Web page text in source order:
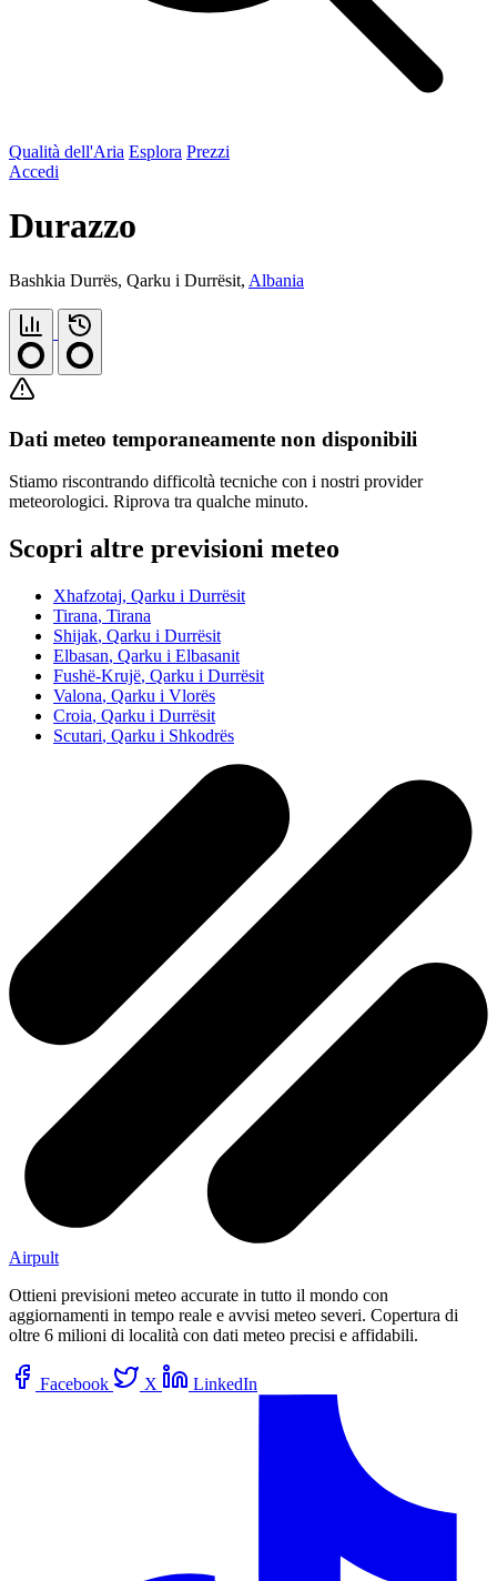
Qualità dell'Aria Esplora Prezzi
Accedi
Durazzo
Bashkia Durrës, Qarku i Durrësit, Albania
Dati meteo temporaneamente non disponibili
Stiamo riscontrando difficoltà tecniche con i nostri provider
meteorologici. Riprova tra qualche minuto.
Scopri altre previsioni meteo
Xhafzotaj, Qarku i Durrësit
Tirana, Tirana
Shijak, Qarku i Durrësit
Elbasan, Qarku i Elbasanit
Fushë-Krujë, Qarku i Durrësit
Valona, Qarku i Vlorës
Croia, Qarku i Durrësit
Scutari, Qarku i Shkodrës
Airpult
Ottieni previsioni meteo accurate in tutto il mondo con
aggiornamenti in tempo reale e avvisi meteo severi. Copertura di
oltre 6 milioni di località con dati meteo precisi e affidabili.
Facebook X LinkedIn